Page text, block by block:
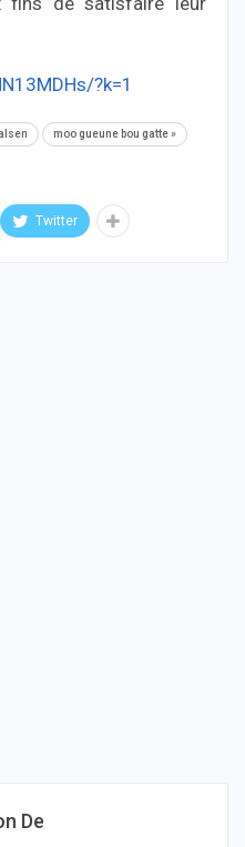
?k=1
moo gueune bou gatte »
Twitter
De